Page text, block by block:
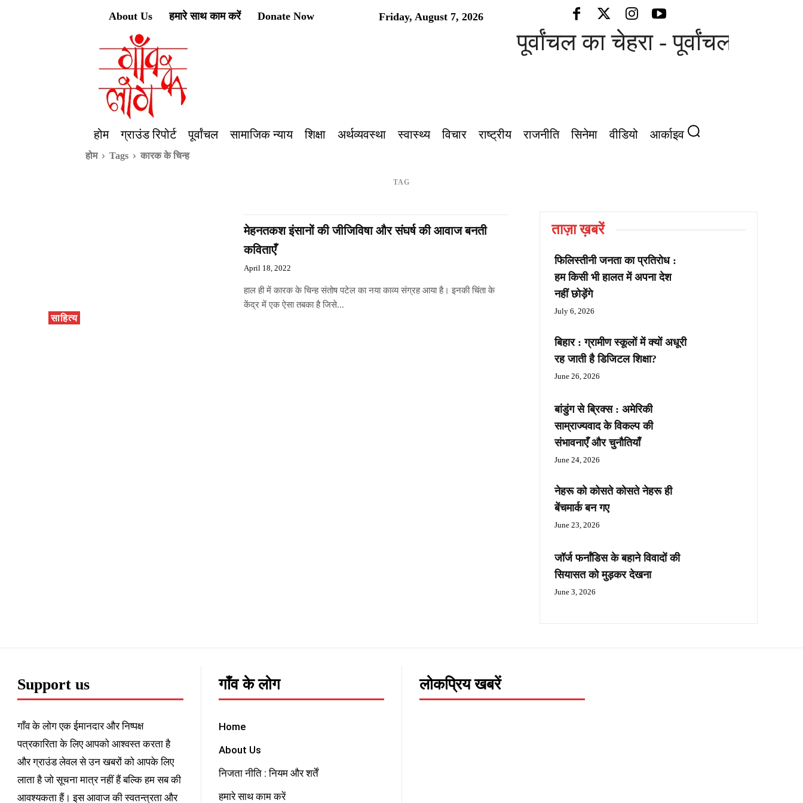
Friday, August 7, 2026
About Us हमारे साथ काम करें Donate Now
पूर्वांचल का चेहरा - पूर्वांचल की
होम ग्राउंड रिपोर्ट पूर्वांचल सामाजिक न्याय शिक्षा अर्थव्यवस्था स्वास्थ्य विचार राष्ट्रीय राजनीति सिनेमा वीडियो आर्काइव
होम Tags कारक के चिन्ह
TAG
साहित्य
मेहनतकश इंसानों की जीजिविषा और संघर्ष की आवाज बनती
कविताएँ
April 18, 2022
हाल ही में कारक के चिन्ह संतोष पटेल का नया काव्य संग्रह आया है। इनकी चिंता के
केंद्र में एक ऐसा तबका है जिसे...
ताज़ा ख़बरें
फिलिस्तीनी जनता का प्रतिरोध :
हम किसी भी हालत में अपना देश
नहीं छोड़ेंगे
July 6, 2026
बिहार : ग्रामीण स्कूलों में क्यों अधूरी
रह जाती है डिजिटल शिक्षा?
June 26, 2026
बांडुंग से ब्रिक्स : अमेरिकी
साम्राज्यवाद के विकल्प की
संभावनाएँ और चुनौतियाँ
June 24, 2026
नेहरू को कोसते कोसते नेहरू ही
बेंचमार्क बन गए
June 23, 2026
जॉर्ज फर्नांडिस के बहाने विवादों की
सियासत को मुड़कर देखना
June 3, 2026
Support us
गाँव के लोग एक ईमानदार और निष्पक्ष
पत्रकारिता के लिए आपको आश्वस्त करता है
और ग्राउंड लेवल से उन खबरों को आपके लिए
लाता है जो सूचना मात्र नहीं हैं बल्कि हम सब की
आवश्यकता हैं। इस आवाज की स्वतन्त्रता और
गाँव के लोग
Home
About Us
निजता नीति : नियम और शर्तें
हमारे साथ काम करें
लोकप्रिय खबरें